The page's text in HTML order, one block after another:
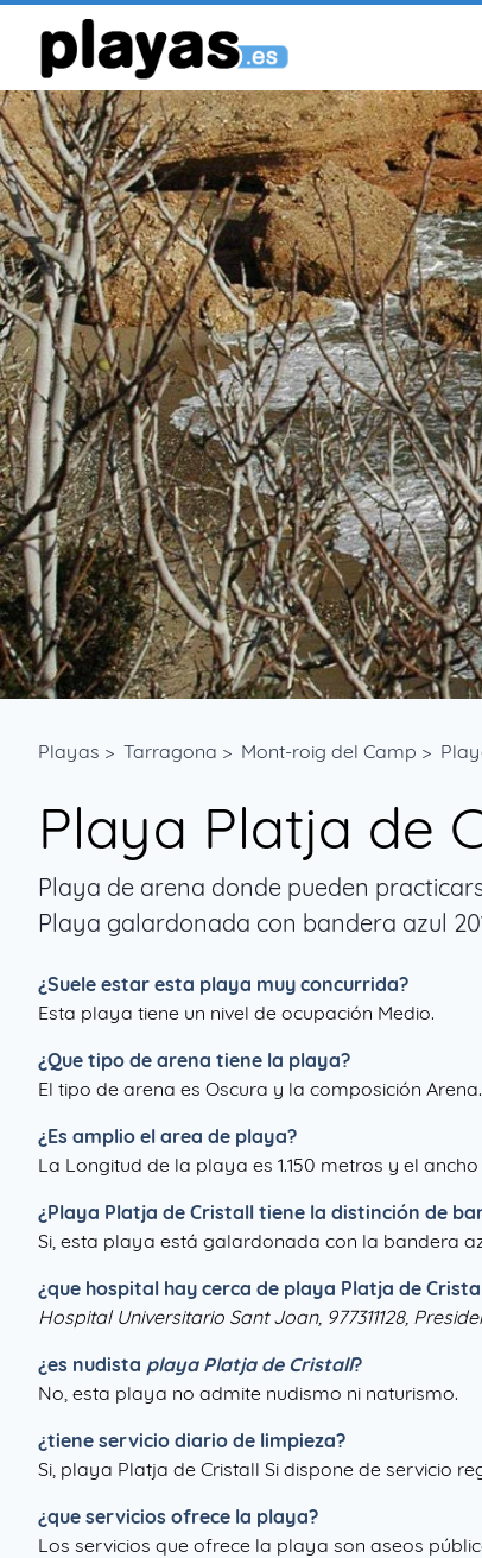
Playas > Tarragona > Mont-roig del Camp >
Playa Platja de
Playa de arena donde pueden
Playa galardonada con bandera azul
¿Suele estar esta playa muy concurrida?
Esta playa tiene un nivel de ocupación Medio.
¿Que tipo de arena tiene la playa?
El tipo de arena es Oscura y la composición Arena.
¿Es amplio el area de playa?
La Longitud de la playa es 1.150 metros y el
¿Playa Platja de Cristall tiene la distinción de
Si, esta playa está galardonada con la bandera
¿que hospital hay cerca de playa Platja de
Hospital Universitario Sant Joan, 977311128,
¿es nudista playa Platja de Cristall?
No, esta playa no admite nudismo ni naturismo.
¿tiene servicio diario de limpieza?
Si, playa Platja de Cristall Si dispone de servicio
¿que servicios ofrece la playa?
Los servicios que ofrece la playa son aseos